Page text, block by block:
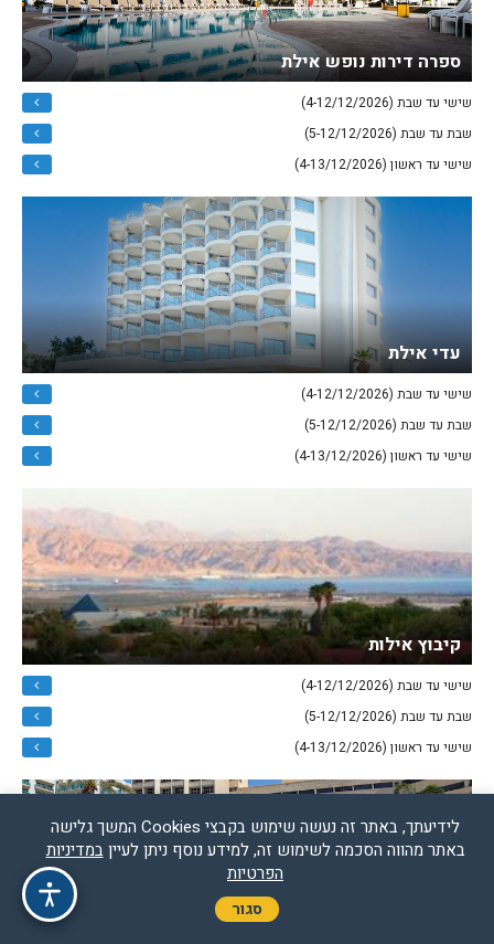
ספרה דירות נופש אילת
שישי עד שבת (4-12/12/2026)
שבת עד שבת (5-12/12/2026)
שישי עד ראשון (4-13/12/2026)
עדי אילת
שישי עד שבת (4-12/12/2026)
שבת עד שבת (5-12/12/2026)
שישי עד ראשון (4-13/12/2026)
קיבוץ אילות
שישי עד שבת (4-12/12/2026)
שבת עד שבת (5-12/12/2026)
שישי עד ראשון (4-13/12/2026)
לידיעתך, באתר זה נעשה שימוש בקבצי Cookies המשך גלישה
באתר מהווה הסכמה לשימוש זה, למידע נוסף ניתן לעייןבמדיניות
הפרטיות
סגור